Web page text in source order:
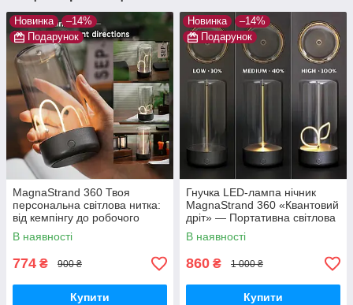
Новинка
–14%
Подарунок
MagnaStrand 360 Твоя
персональна світлова нитка:
від кемпінгу до робочого
столу
В наявності
774 ₴ 900 ₴
Купити
Новинка
–14%
Подарунок
Гнучка LED-лампа нічник
MagnaStrand 360 «Квантовий
дріт» — Портативна світлова
нитка Lumia Flex з магнітом
(Тепле світло)
В наявності
860 ₴ 1 000 ₴
Купити